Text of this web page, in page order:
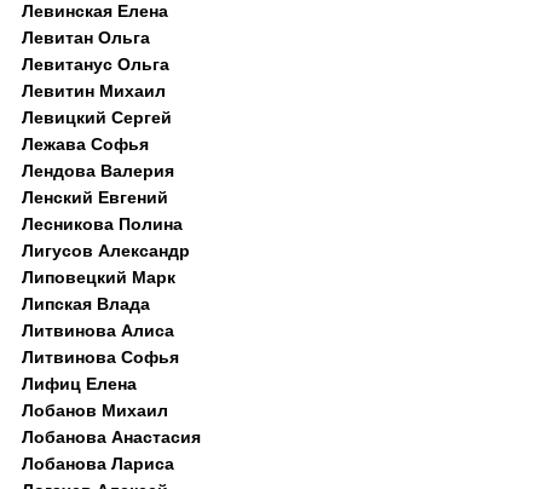
Левинская Елена
Левитан Ольга
Левитанус Ольга
Левитин Михаил
Левицкий Сергей
Лежава Софья
Лендова Валерия
Ленский Евгений
Лесникова Полина
Лигусов Александр
Липовецкий Марк
Липская Влада
Литвинова Алиса
Литвинова Софья
Лифиц Елена
Лобанов Михаил
Лобанова Анастасия
Лобанова Лариса